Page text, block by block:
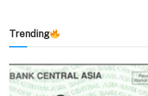
Trending